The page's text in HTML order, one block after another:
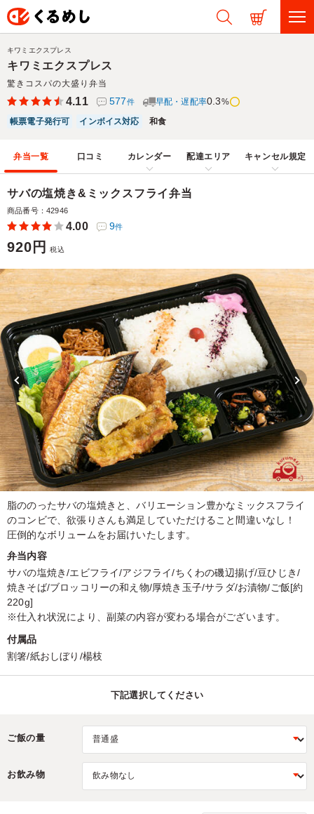
キワミエクスプレス
驚きコスパの大盛り弁当
キワミエクスプレス
4.11 577件 早配・遅配率0.3%
帳票電子発行可
インボイス対応 和食
弁当一覧 口コミ カレンダー 配達エリア キャンセル規定
サバの塩焼き&ミックスフライ弁当
商品番号：42946
4.00 9件
920円 税込
脂ののったサバの塩焼きと、バリエーション豊かなミックスフライ
のコンビで、欲張りさんも満足していただけること間違いなし！
圧倒的なボリュームをお届けいたします。
弁当内容
サバの塩焼き/エビフライ/アジフライ/ちくわの磯辺揚げ/豆ひじき/
焼きそば/ブロッコリーの和え物/厚焼き玉子/サラダ/お漬物/ご飯[約
220g]
※仕入れ状況により、副菜の内容が変わる場合がございます。
付属品
割箸/紙おしぼり/楊枝
下記選択してください
ご飯の量
お飲み物